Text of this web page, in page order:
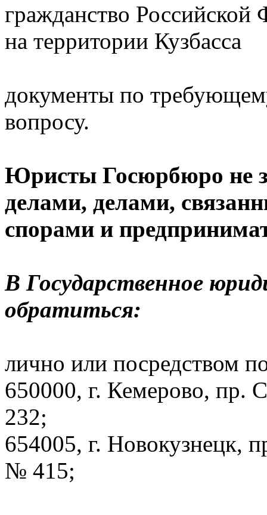
гражданство Российской
на территории Кузбасса
документы по
вопросу.
Юристы Госюрбюро не
делами, делами,
спорами и
В Государственное
обратиться:
лично или посредством
650000, г. Кемерово, пр.
232;
654005, г. Новокузнецк,
№ 415;